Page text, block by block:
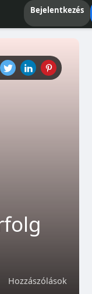
Bejelentkezés
Hozzászólások